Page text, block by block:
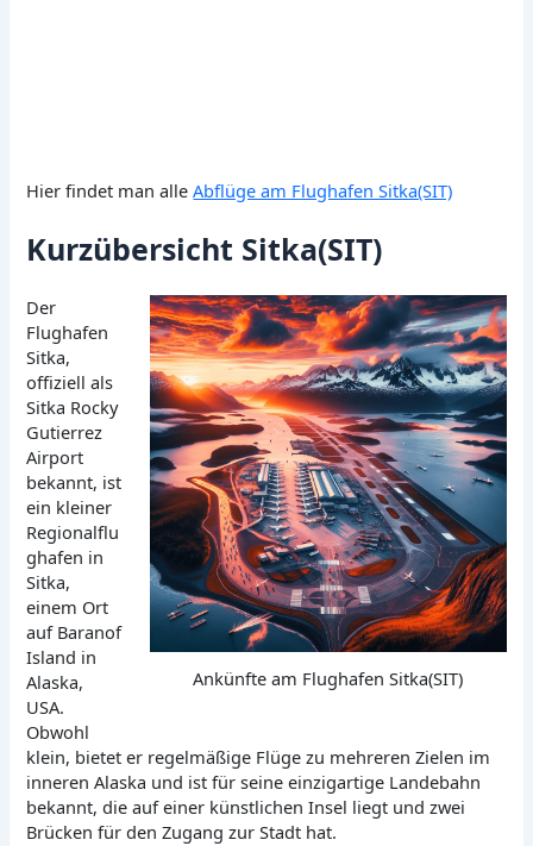
Hier findet man alleAbflüge am Flughafen Sitka(SIT)
Kurzübersicht Sitka(SIT)
Ankünfte am Flughafen Sitka(SIT)
Der
Flughafen
Sitka,
offiziell als
Sitka Rocky
Gutierrez
Airport
bekannt, ist
ein kleiner
Regionalflu
ghafen in
Sitka,
einem Ort
auf Baranof
Island in
Alaska,
USA.
Obwohl
klein, bietet er regelmäßige Flüge zu mehreren Zielen im
inneren Alaska und ist für seine einzigartige Landebahn
bekannt, die auf einer künstlichen Insel liegt und zwei
Brücken für den Zugang zur Stadt hat.